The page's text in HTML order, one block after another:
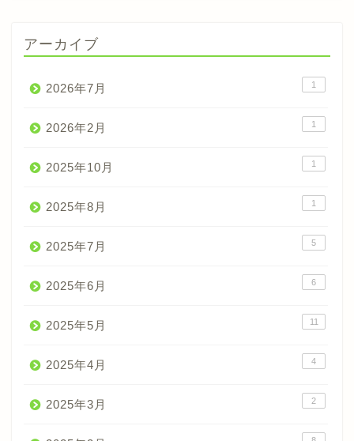
アーカイブ
2026年7月 1
2026年2月 1
2025年10月 1
2025年8月 1
2025年7月 5
2025年6月 6
2025年5月 11
2025年4月 4
2025年3月 2